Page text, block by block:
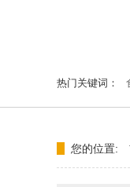
热门关键词：
您的位置: